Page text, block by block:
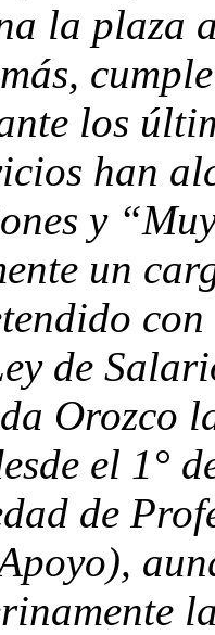
la plaza
los
han
y
un
de
Orozco
el 1°
de